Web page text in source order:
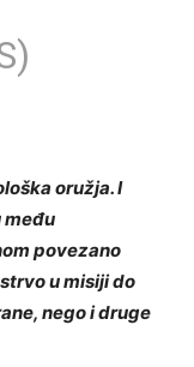
oružja. I
među
povezano
u misiji do
nego i druge